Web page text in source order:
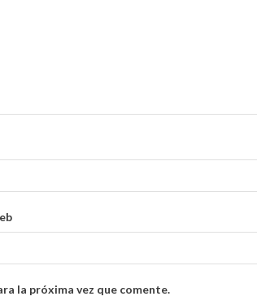
la próxima vez que comente.